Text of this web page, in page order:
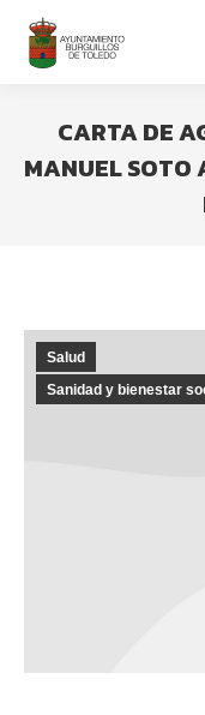
contenido
CARTA DE
MANUEL SOTO
Salud
Sanidad y bienestar